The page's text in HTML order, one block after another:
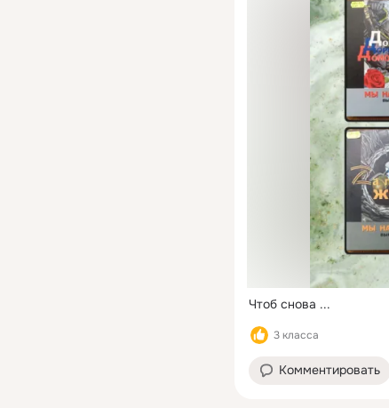
Чтоб снова ...
3 класса
Комментировать